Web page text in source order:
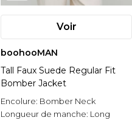
Voir
boohooMAN
Tall Faux Suede Regular Fit
Bomber Jacket
Encolure: Bomber Neck
Longueur de manche: Long